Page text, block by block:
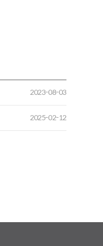
2023-08-03
2025-02-12